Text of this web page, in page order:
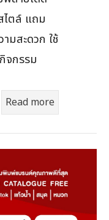
ไตล์ แถม
มสะดวก ใช้
จกรรม
Read more